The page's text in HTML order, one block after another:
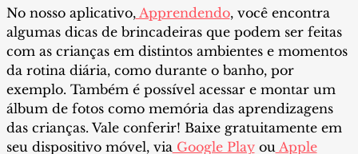
No nosso aplicativo, Apprendendo, você encontra
algumas dicas de brincadeiras que podem ser feitas
com as crianças em distintos ambientes e momentos
da rotina diária, como durante o banho, por
exemplo. Também é possível acessar e montar um
álbum de fotos como memória das aprendizagens
das crianças. Vale conferir! Baixe gratuitamente em
seu dispositivo móvel, via Google Playou Apple